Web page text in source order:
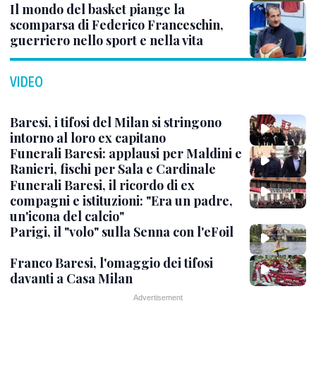
Il mondo del basket piange la
scomparsa di Federico Franceschin,
guerriero nello sport e nella vita
VIDEO
Baresi, i tifosi del Milan si stringono
intorno al loro ex capitano
Funerali Baresi: applausi per Maldini e
Ranieri, fischi per Sala e Cardinale
Funerali Baresi, il ricordo di ex
compagni e istituzioni: "Era un padre,
un'icona del calcio"
Parigi, il "volo" sulla Senna con l'eFoil
Franco Baresi, l'omaggio dei tifosi
davanti a Casa Milan